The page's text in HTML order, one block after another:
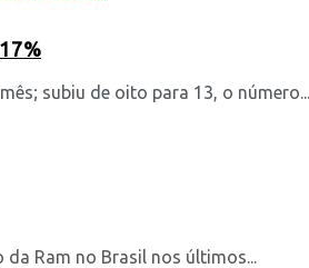
subiu de oito para 13, o número...
Ram no Brasil nos últimos...